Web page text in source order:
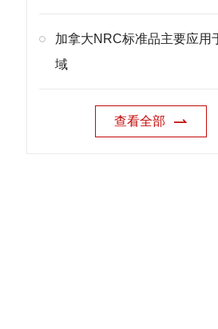
加拿大NRC标准品主要应用
域
查看全部